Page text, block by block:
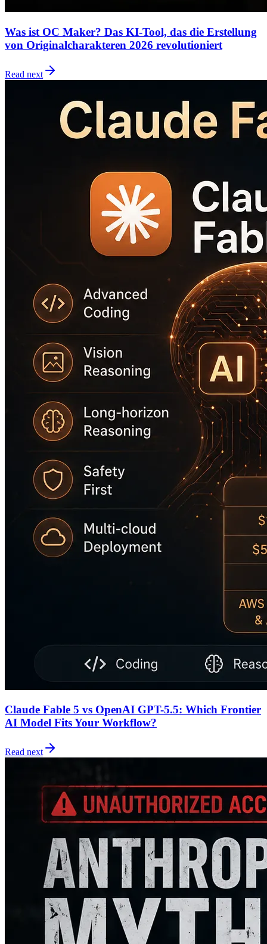
Was ist OC Maker? Das KI-Tool, das die Erstellung
von Originalcharakteren 2026 revolutioniert
Read next
Claude Fable 5 vs OpenAI GPT-5.5: Which Frontier
AI Model Fits Your Workflow?
Read next